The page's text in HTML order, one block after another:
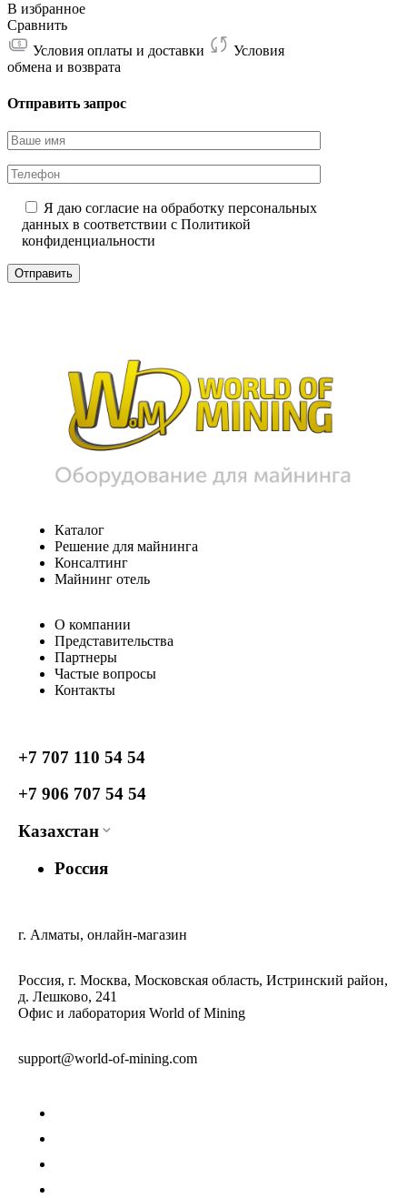
В избранное
Сравнить
Условия оплаты и доставки
Условия
обмена и возврата
Отправить запрос
Я даю согласие на обработку персональных
данных в соответствии с Политикой
конфиденциальности
Каталог
Решение для майнинга
Консалтинг
Майнинг отель
О компании
Представительства
Партнеры
Частые вопросы
Контакты
+7 707 110 54 54
+7 906 707 54 54
Казахстан
Россия
г. Алматы, онлайн-магазин
Россия, г. Москва, Московская область, Истринский район,
д. Лешково, 241
Офис и лаборатория World of Mining
support@world-of-mining.com